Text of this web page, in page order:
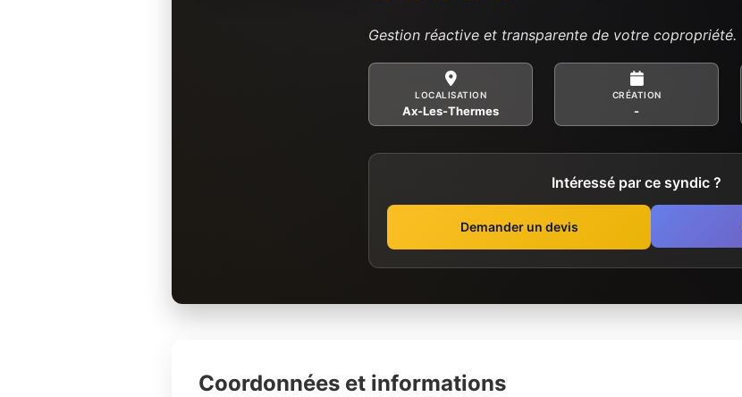
Gestion réactive et transparente de votre copropriété.
LOCALISATION
Ax-Les-Thermes
CRÉATION
-
Intéressé par ce syndic ?
Demander un devis
Coordonnées et informations